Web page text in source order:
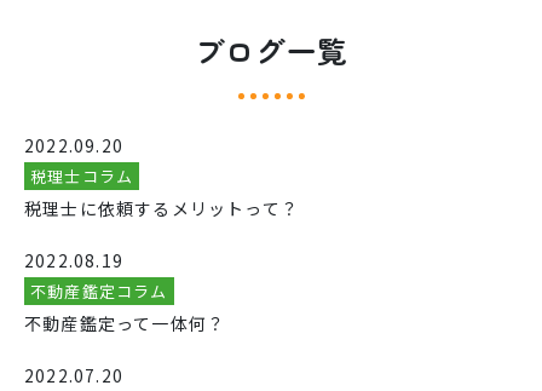
ブログ一覧
2022.09.20
税理士コラム
税理士に依頼するメリットって？
2022.08.19
不動産鑑定コラム
不動産鑑定って一体何？
2022.07.20